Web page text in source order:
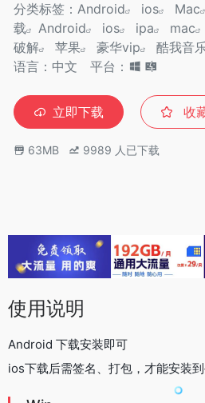
分类标签： Android ios Mac
载
Android ios ipa mac
破解
苹果 豪华vip
酷我音
语言：中文
平台：
立即下载 收
63MB 9989 人已下载
使用说明
Android 下载安装即可
ios下载后需签名、打包，才能安装